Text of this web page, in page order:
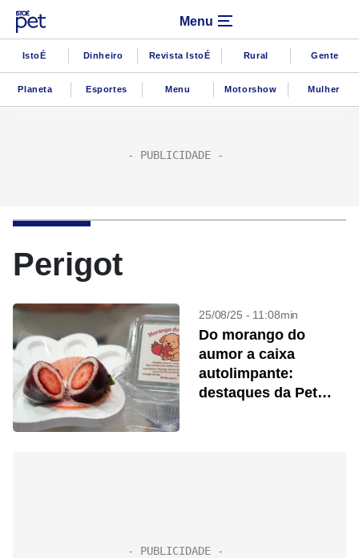
Menu
IstoÉ Dinheiro Revista IstoÉ Rural Gente
Planeta Esportes Menu Motorshow Mulher
Perigot
25/08/25 - 11:08min
Do morango do
aumor a caixa
autolimpante:
destaques da Pet